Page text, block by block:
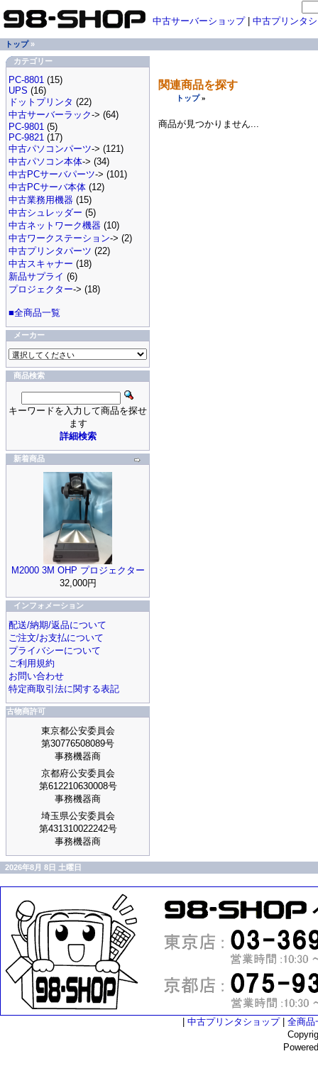
関連商品を探す
トップ»
商品が見つかりません...
中古サーバーショップ| 中古プリンタ
トップ»
カテゴリー
PC-8801 (15)
UPS (16)
ドットプリンタ (22)
中古サーバーラック-> (64)
PC-9801 (5)
PC-9821 (17)
中古パソコンパーツ-> (121)
中古パソコン本体-> (34)
中古PCサーバパーツ-> (101)
中古PCサーバ本体 (12)
中古業務用機器 (15)
中古シュレッダー (5)
中古ネットワーク機器 (10)
中古ワークステーション-> (2)
中古プリンタパーツ (22)
中古スキャナー (18)
新品サプライ (6)
プロジェクター-> (18)
■全商品一覧
メーカー
商品検索
キーワードを入力して商品を探せ
ます
詳細検索
新着商品
M2000 3M OHP プロジェクター
32,000円
インフォメーション
配送/納期/返品について
ご注文/お支払について
プライバシーについて
ご利用規約
お問い合わせ
特定商取引法に関する表記
古物商許可
東京都公安委員会
第30776508089号
事務機器商
京都府公安委員会
第612210630008号
事務機器商
埼玉県公安委員会
第431310022242号
事務機器商
2026年8月 8日 土曜日
中古プリンタショップ| 全商品